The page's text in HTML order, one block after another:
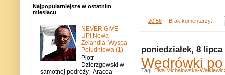
20:56 Brak komentarzy:
poniedziałek, 8 lipca
Wędrówki
Tagi: Ewa Michałowska-
Najpopularniejsze w ostatnim
miesiącu
NEVER GIVE
UP! Nowa
Zelandia: Wyspa
Południowa (1)
Piotr
Dzierzgowski w
samotnej podróży. Aracoa -